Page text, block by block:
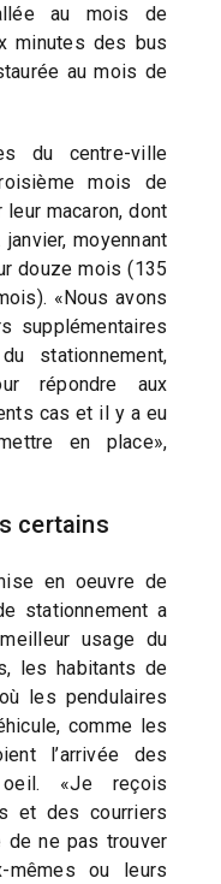
au mois de
minutes des bus
au mois de
du centre-ville
mois de
leur macaron, dont
moyennant
douze mois (135
«Nous avons
supplémentaires
stationnement,
répondre aux
cas et il y a eu
en place»,
certains
en oeuvre de
stationnement a
usage du
les habitants de
les pendulaires
comme les
l’arrivée des
«Je reçois
et des courriers
de ne pas trouver
ou leurs